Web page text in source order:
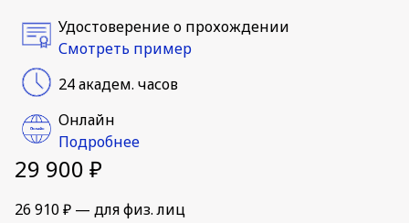
Удостоверение о прохождении
Смотреть пример
24 академ. часов
Онлайн
Подробнее
29 900 ₽
26 910 ₽ — для физ. лиц